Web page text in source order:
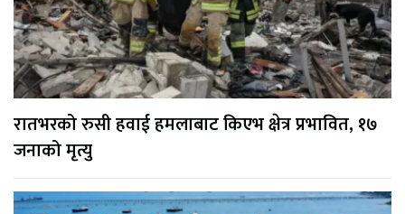
रातभरको रुसी हवाई हमलाबाट किएभ क्षेत्र प्रभावित, १७
जनाको मृत्यु